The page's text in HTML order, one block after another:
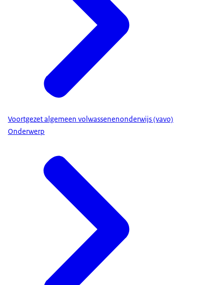
Voortgezet algemeen volwassenenonderwijs (vavo)
Onderwerp